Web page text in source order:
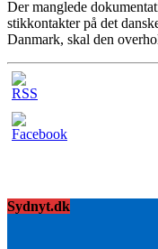
Der manglede
stikkontakter på det
Danmark, skal den
Sydnyt.dk